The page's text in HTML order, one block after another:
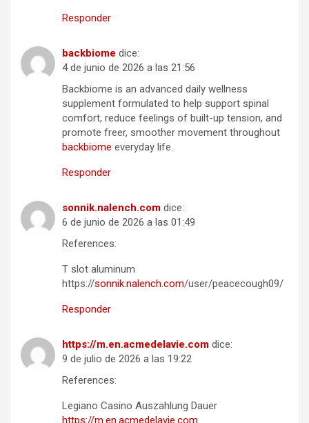
Responder
backbiome dice:
4 de junio de 2026 a las 21:56
Backbiome is an advanced daily wellness
supplement formulated to help support spinal
comfort, reduce feelings of built-up tension, and
promote freer, smoother movement throughout
backbiome everyday life.
Responder
sonnik.nalench.com dice:
6 de junio de 2026 a las 01:49
References:
T slot aluminum
https://sonnik.nalench.com/user/peacecough09/
Responder
https://m.en.acmedelavie.com dice:
9 de julio de 2026 a las 19:22
References:
Legiano Casino Auszahlung Dauer
https://m.en.acmedelavie.com